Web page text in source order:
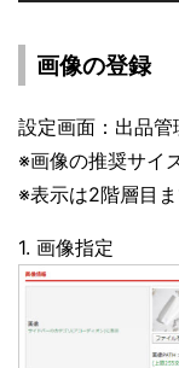
画像の登録
設定画面：出品
※画像の推奨サイ
※表示は2階層目ま
1. 画像指定